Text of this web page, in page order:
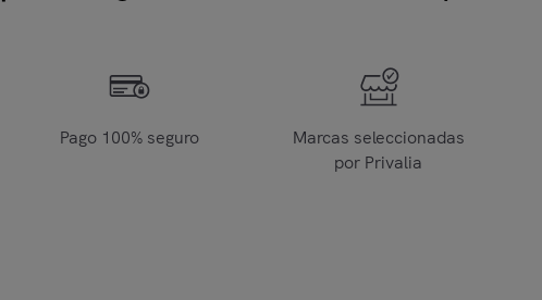
Pago 100% seguro
Marcas seleccionadas
por Privalia